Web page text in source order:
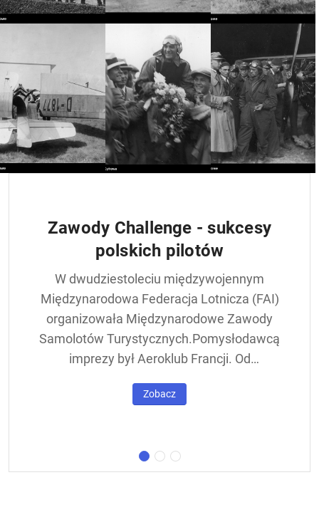
Zawody Challenge - sukcesy
polskich pilotów
W dwudziestoleciu międzywojennym
Międzynarodowa Federacja Lotnicza (FAI)
organizowała Międzynarodowe Zawody
Samolotów Turystycznych.Pomysłodawcą
imprezy był Aeroklub Francji. Od
de Tourisme – zawody nazywane były w
trasie znajdowała się m.in. Warszawa.
Zobacz